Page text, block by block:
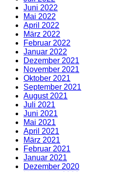
Juni 2022
Mai 2022
April 2022
März 2022
Februar 2022
Januar 2022
Dezember 2021
November 2021
Oktober 2021
September 2021
August 2021
Juli 2021
Juni 2021
Mai 2021
April 2021
März 2021
Februar 2021
Januar 2021
Dezember 2020